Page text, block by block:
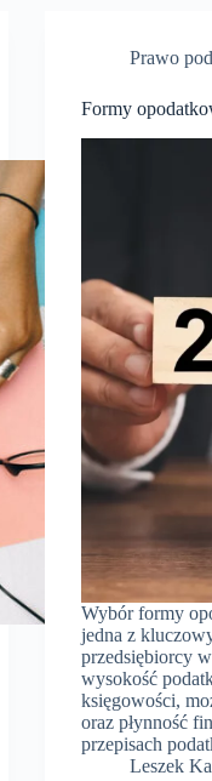
Prawo
Formy
Wybór formy
jedna z
przedsiębiorcy
wysokość
księgowości,
oraz płynność
przepisach
Leszek